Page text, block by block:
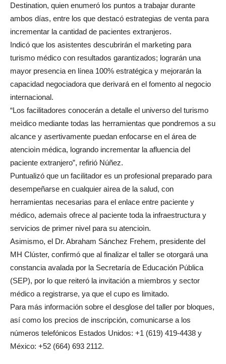
Destination, quien enumeró los puntos a trabajar durante
ambos días, entre los que destacó estrategias de venta para
incrementar la cantidad de pacientes extranjeros.
Indicó que los asistentes descubrirán el marketing para
turismo médico con resultados garantizados; lograrán una
mayor presencia en línea 100% estratégica y mejorarán la
capacidad negociadora que derivará en el fomento al negocio
internacional.
“Los facilitadores conocerán a detalle el universo del turismo
meìdico mediante todas las herramientas que pondremos a su
alcance y asertivamente puedan enfocarse en el área de
atencioìn médica, logrando incrementar la afluencia del
paciente extranjero”, refirió Núñez.
Puntualizó que un facilitador es un profesional preparado para
desempeñarse en cualquier aìrea de la salud, con
herramientas necesarias para el enlace entre paciente y
médico, ademaìs ofrece al paciente toda la infraestructura y
servicios de primer nivel para su atencioìn.
Asimismo, el Dr. Abraham Sánchez Frehem, presidente del
MH Clúster, confirmó que al finalizar el taller se otorgará una
constancia avalada por la Secretaría de Educación Pública
(SEP), por lo que reiteró la invitación a miembros y sector
médico a registrarse, ya que el cupo es limitado.
Para más información sobre el desglose del taller por bloques,
así como los precios de inscripción, comunicarse a los
números telefónicos Estados Unidos: +1 (619) 419-4438 y
México: +52 (664) 693 2112.